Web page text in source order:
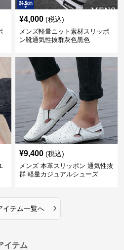
¥4,000 (税込)
メンズ軽量ニット素材スリッポ
ン靴通気性抜群灰色黒色
¥9,400 (税込)
メンズ 本革スリッポン 通気性抜
群 軽量カジュアルシューズ
イテム一覧へ ›
イテム